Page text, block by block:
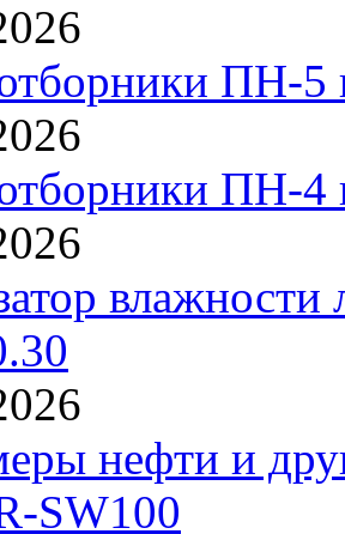
ПН-
ПН-
нефти и
SW100